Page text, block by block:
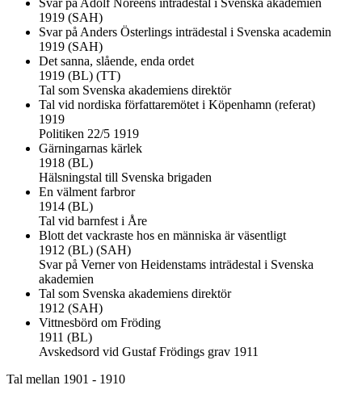
1919 (SAH)
Svar på Anders Österlings inträdestal i Svenska academin
1919 (SAH)
Det sanna, slående, enda ordet
1919 (BL) (TT)
Tal som Svenska akademiens direktör
Tal vid nordiska författaremötet i Köpenhamn (referat)
1919
Politiken 22/5 1919
Gärningarnas kärlek
1918 (BL)
Hälsningstal till Svenska brigaden
En välment farbror
1914 (BL)
Tal vid barnfest i Åre
Blott det vackraste hos en människa är väsentligt
1912 (BL) (SAH)
Svar på Verner von Heidenstams inträdestal i Svenska
akademien
Tal som Svenska akademiens direktör
1912 (SAH)
Vittnesbörd om Fröding
1911 (BL)
Avskedsord vid Gustaf Frödings grav 1911
Tal mellan 1901 - 1910